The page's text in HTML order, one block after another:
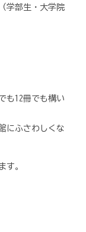
学部生・大学院
も12冊でも構い
にふさわしくな
す。